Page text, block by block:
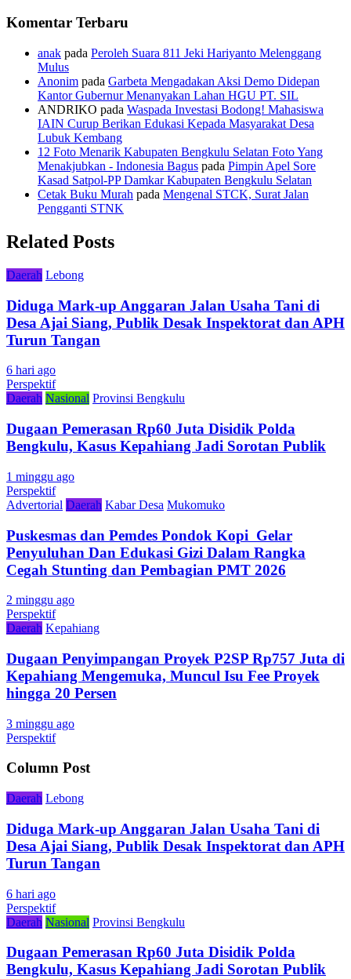
Komentar Terbaru
anak pada Peroleh Suara 811 Jeki Hariyanto Melenggang
Mulus
Anonim pada Garbeta Mengadakan Aksi Demo Didepan
Kantor Gubernur Menanyakan Lahan HGU PT. SIL
ANDRIKO pada Waspada Investasi Bodong! Mahasiswa
IAIN Curup Berikan Edukasi Kepada Masyarakat Desa
Lubuk Kembang
12 Foto Menarik Kabupaten Bengkulu Selatan Foto Yang
Menakjubkan - Indonesia Bagus pada Pimpin Apel Sore
Kasad Satpol-PP Damkar Kabupaten Bengkulu Selatan
Cetak Buku Murah pada Mengenal STCK, Surat Jalan
Pengganti STNK
Related Posts
Daerah Lebong
Diduga Mark-up Anggaran Jalan Usaha Tani di
Desa Ajai Siang, Publik Desak Inspektorat dan APH
Turun Tangan
6 hari ago
Perspektif
Daerah Nasional Provinsi Bengkulu
Dugaan Pemerasan Rp60 Juta Disidik Polda
Bengkulu, Kasus Kepahiang Jadi Sorotan Publik
1 minggu ago
Perspektif
Advertorial Daerah Kabar Desa Mukomuko
Puskesmas dan Pemdes Pondok Kopi Gelar
Penyuluhan Dan Edukasi Gizi Dalam Rangka
Cegah Stunting dan Pembagian PMT 2026
2 minggu ago
Perspektif
Daerah Kepahiang
Dugaan Penyimpangan Proyek P2SP Rp757 Juta di
Kepahiang Mengemuka, Muncul Isu Fee Proyek
hingga 20 Persen
3 minggu ago
Perspektif
Column Post
Daerah Lebong
Diduga Mark-up Anggaran Jalan Usaha Tani di
Desa Ajai Siang, Publik Desak Inspektorat dan APH
Turun Tangan
6 hari ago
Perspektif
Daerah Nasional Provinsi Bengkulu
Dugaan Pemerasan Rp60 Juta Disidik Polda
Bengkulu, Kasus Kepahiang Jadi Sorotan Publik